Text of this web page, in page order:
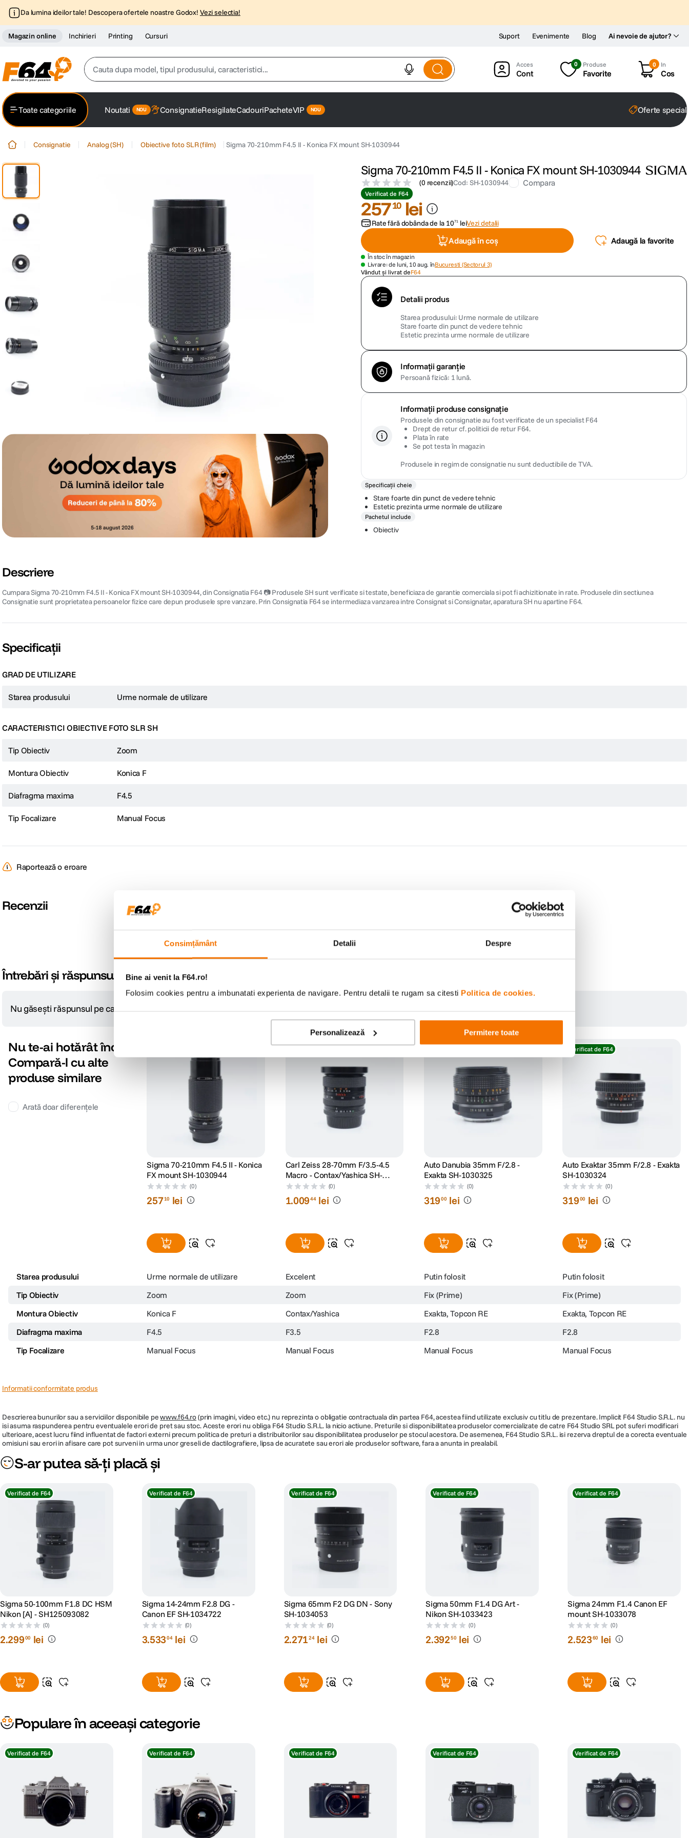
Consimțământ Detalii Despre
Bine ai venit la F64.ro!
Folosim cookies pentru a imbunatati experienta de navigare. Pentru detalii te rugam sa citesti Politica de cookies.
Personalizează Permitere toate
Da lumina ideilor tale! Descopera ofertele noastre Godox! Vezi selectia!
Magazin online Inchirieri Printing Cursuri Ai nevoie de ajutor?
Suport Evenimente Blog
Cauta dupa model, tipul produsului, caracteristici...
2 . trepied
peak design
canon sx740 hs
card memorie
dji mic mini
dji osmo pocket 4
Cont
0 Produse
Favorite
0 In
Cos
Toate categoriile Noutati ConsignatieResigilateCadouriPacheteVIP Oferte
Consignatie Analog (SH) Obiective foto SLR (film) Sigma 70-210mm F4.5 II - Konica FX mount SH-1030944
Sigma 70-210mm F4.5 II - Konica FX mount SH-1030944
(0 recenzii)Cod: SH-1030944 Compara
Verificat de F64
25710 lei
Rate fără dobânda de la 1071 leiVezi detalii
Adaugă în coș Adaugă la favorite
În stoc în magazin
Livrare: de luni, 10 aug. înBucuresti (Sectorul 3)
Vândut și livrat deF64
Detalii produs
Starea produsului Urme normale de utilizare
Stare foarte din punct de vedere tehnic
Estetic prezinta urme normale de utilizare
Informații garanție
Persoană fizică: 1 lună.
Informații produse consignație
Produsele din consignatie au fost verificate de un specialist F64
Drept de retur cf. politicii de retur F64.
Plata în rate
Se pot testa în magazin
Produsele in regim de consignatie nu sunt deductibile de TVA.
Specificații cheie
Stare foarte din punct de vedere tehnic
Estetic prezinta urme normale de utilizare
Pachetul include
Obiectiv
Descriere
Cumpara Sigma 70-210mm F4.5 II - Konica FX mount SH-1030944, din Consignatia F64 📷 Produsele SH sunt verificate si testate, beneficiaza de garantie comerciala si pot fi achizitionate in rate. Produsele din sectiunea
Consignatie sunt proprietatea persoanelor fizice care depun produsele spre vanzare. Prin Consignatia F64 se intermediaza vanzarea intre Consignat si Consignatar, aparatura SH nu apartine F64.
Specificații
GRAD DE UTILIZARE
Starea produsului Urme normale de utilizare
CARACTERISTICI OBIECTIVE FOTO SLR SH
Tip Obiectiv Zoom
Montura Obiectiv Konica F
Diafragma maxima F4.5
Tip Focalizare Manual Focus
Raportează o eroare
Recenzii
Întrebări și răspunsuri
Nu găsești răspunsul pe care îl cauți? Pune o întrebare
Nu te-ai hotărât încă?
Compară-l cu alte
produse similare
Arată doar diferențele
Sigma 70-210mm F4.5 II - Konica
FX mount SH-1030944
(0)
25710 lei
Carl Zeiss 28-70mm F/3.5-4.5
Macro - Contax/Yashica SH-
1032839
(0)
1.00944 lei
Auto Danubia 35mm F/2.8 -
Exakta SH-1030325
(0)
31900 lei
Verificat de F64
Auto Exaktar 35mm F/2.8 - Exakta
SH-1030324
(0)
31900 lei
Starea produsului Urme normale de utilizare Excelent Putin folosit
Putin folosit
Tip Obiectiv
Zoom Zoom Fix (Prime)
Fix (Prime)
Montura Obiectiv
Konica F Contax/Yashica Exakta, Topcon RE
Exakta, Topcon RE
Diafragma maxima
F4.5 F3.5 F2.8
F2.8
Tip Focalizare
Manual Focus Manual Focus Manual Focus Manual Focus
Informatii conformitate produs
Descrierea bunurilor sau a serviciilor disponibile pewww.f64.ro(prin imagini, video etc.) nu reprezinta o obligatie contractuala din partea F64, acestea fiind utilizate exclusiv cu titlu de prezentare. Implicit F64 Studio S.R.L. nu
isi asuma raspunderea pentru eventualele erori de pret sau stoc. Aceste erori nu obliga F64 Studio S.R.L. la nicio actiune. Preturile si disponibilitatea produselor comercializate de catre F64 Studio SRL pot suferi modificari
ulterioare, acest lucru fiind influentat de factori externi precum politica de preturi a distribuitorilor sau disponibilitatea produselor pe stocul acestora. De asemenea, F64 Studio S.R.L. isi rezerva dreptul de a corecta eventuale
omisiuni sau erori in afisare care pot surveni in urma unor greseli de dactilografiere, lipsa de acuratete sau erori ale produselor software, fara a anunta in prealabil.
S-ar putea să-ți placă și
Verificat de F64
Sigma 50-100mm F1.8 DC HSM
Nikon [A] - SH125093082
(0)
2.29900 lei
Verificat de F64
Sigma 14-24mm F2.8 DG -
Canon EF SH-1034722
(0)
3.53304 lei
Verificat de F64
Sigma 65mm F2 DG DN - Sony
SH-1034053
(0)
2.27124 lei
Verificat de F64
Sigma 50mm F1.4 DG Art -
Nikon SH-1033423
(0)
2.39250 lei
Verificat de F64
Sigma 24mm F1.4 Canon EF
mount SH-1033078
(0)
2.52360 lei
Populare în aceeași categorie
Verificat de F64 Verificat de F64 Verificat de F64 Verificat de F64 Verificat de F64